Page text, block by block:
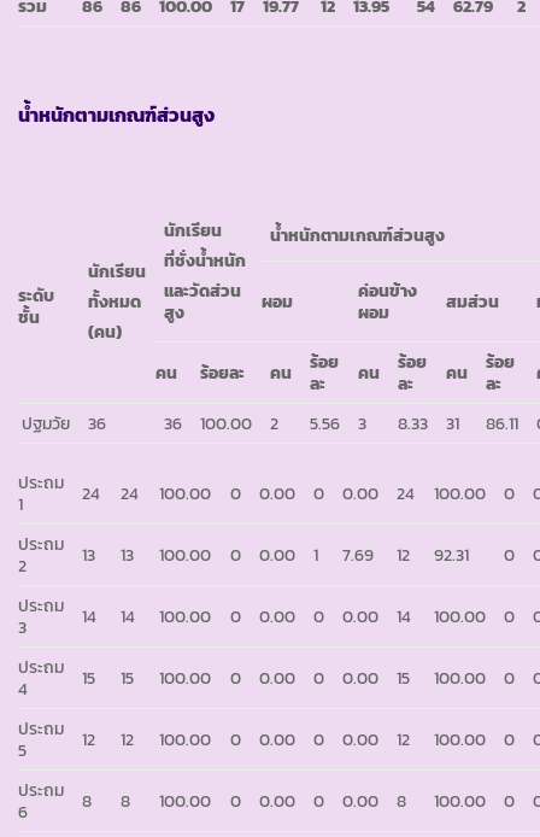
รวม 86 86 100.00 17 19.77 12 13.95 54 62.79 2
น้ำหนักตามเกณฑ์ส่วนสูง
ระดับ
ชั้น
นักเรียน
ทั้งหมด
(คน)
นักเรียน
ที่ชั่งน้ำหนัก
และวัดส่วน
สูง
น้ำหนักตามเกณฑ์ส่วนสูง
ผอม
ค่อนข้าง
ผอม
สมส่วน
คน ร้อยละ คน
ร้อย
ละ
คน
ร้อย
ละ
คน
ร้อย
ละ
ปฐมวัย
36 36 100.00 2 5.56 3 8.33 31 86.11
ประถม
1
24 24 100.00 0 0.00 0 0.00 24 100.00 0
ประถม
2
13 13 100.00 0 0.00 1 7.69 12 92.31 0
ประถม
3
14 14 100.00 0 0.00 0 0.00 14 100.00 0
ประถม
4
15 15 100.00 0 0.00 0 0.00 15 100.00 0
ประถม
5
12 12 100.00 0 0.00 0 0.00 12 100.00 0
ประถม
6
8 8 100.00 0 0.00 0 0.00 8 100.00 0